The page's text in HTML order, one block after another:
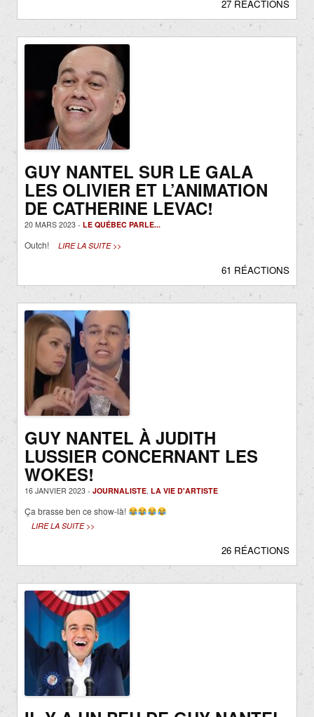
27 RÉACTIONS
GUY NANTEL SUR LE GALA
LES OLIVIER ET L’ANIMATION
DE CATHERINE LEVAC!
20 MARS 2023 - LE QUÉBEC PARLE...
Outch! LIRE LA SUITE >>
61 RÉACTIONS
GUY NANTEL À JUDITH
LUSSIER CONCERNANT LES
WOKES!
16 JANVIER 2023 - JOURNALISTE, LA VIE D'ARTISTE
Ça brasse ben ce show-là!
LIRE LA SUITE >>
26 RÉACTIONS